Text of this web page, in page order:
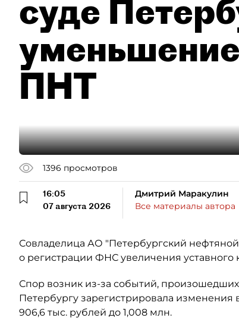
суде
ПНТ
1396 просмотров
16:05
07 августа 2026
Дмитрий Маракулин
Все материалы автора
Совладелица АО "Петербургский
о регистрации ФНС увеличения уставного
Спор возник из-за событий,
Петербургу зарегистрировала
906,6 тыс. рублей до 1,008 млн.